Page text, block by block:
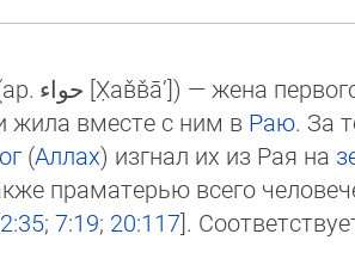
حواء [Х̣ав̌в̌а̄’]‎) — жена
жи­ла вмес­те с ним в Раю. За
(Аллах) изгнал их из Рая на
праматерью все­го
2:35; 7:19; 20:117].